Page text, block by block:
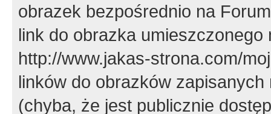
obrazek bezpośrednio na
link do obrazka
http://www.jakas-strona.com/
linków do obrazków
(chyba, że jest publicznie